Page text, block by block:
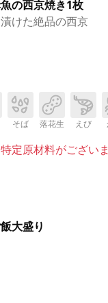
魚の西京焼き1枚
けた絶品の西京
そば 落花生 えび
定原材料がござい
大盛り